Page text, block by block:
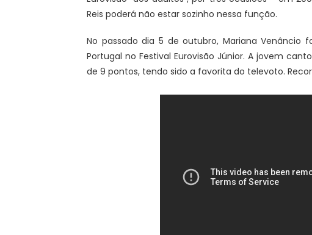
Reis poderá não estar sozinho nessa função.
No passado dia 5 de outubro, Mariana
Portugal no Festival Eurovisão Júnior. A jovem
de 9 pontos, tendo sido a favorita do televoto.